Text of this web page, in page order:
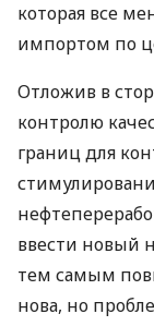
которая все
импортом по
Отложив в
контролю
границ для
ввести новый
тем самым
нова, но